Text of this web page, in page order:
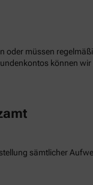
oder müssen
können
sämtlicher